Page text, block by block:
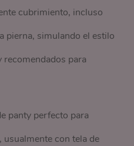
cubrimiento, incluso
pierna, simulando el estilo
para
panty perfecto para
usualmente con tela de